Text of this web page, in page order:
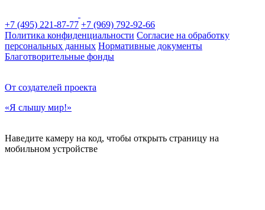
+7 (495) 221-87-77 +7 (969) 792-92-66
Политика конфиденциальности Согласие на обработку
персональных данных Нормативные документы
Благотворительные фонды
От создателей проекта
«Я слышу мир!»
Наведите камеру на код, чтобы открыть страницу на
мобильном устройстве